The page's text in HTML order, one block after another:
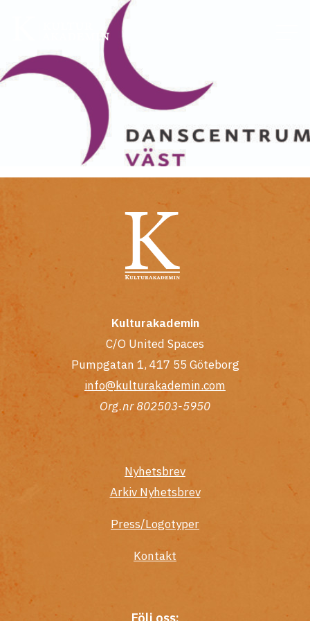
Kulturakademin
C/O United Spaces
Pumpgatan 1, 417 55 Göteborg
info@kulturakademin.com
Org.nr 802503-5950
Nyhetsbrev
Arkiv Nyhetsbrev
Press/Logotyper
Kontakt
Följ oss: